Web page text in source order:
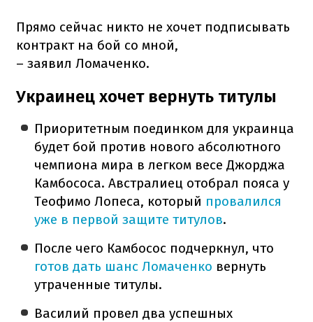
Прямо сейчас никто не хочет подписывать
контракт на бой со мной,
– заявил Ломаченко.
Украинец хочет вернуть титулы
Приоритетным поединком для украинца
будет бой против нового абсолютного
чемпиона мира в легком весе Джорджа
Камбососа. Австралиец отобрал пояса у
Теофимо Лопеса, который провалился
уже в первой защите титулов.
После чего Камбосос подчеркнул, что
готов дать шанс Ломаченко вернуть
утраченные титулы.
Василий провел два успешных